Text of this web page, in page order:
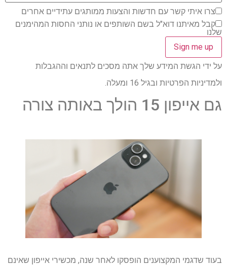
צרו איתי קשר עם חדשות והצעות ממותגים עתידיים אחרים
קבל מאיתנו דוא"ל בשם השותפים או נותני החסות המהימנים
שלנו
על ידי הגשת המידע שלך אתה מסכים לתנאים וההגבלות
ולמדיניות הפרטיות ובגיל 16 ומעלה.
גם אייפון 15 הולך באותה צורה
בעוד שדגמי המקצוענים הופסקו לאחר שנה, מכשירי אייפון שאינם